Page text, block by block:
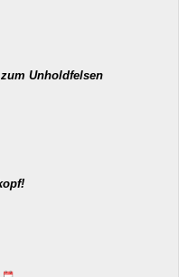
Unholdfelsen